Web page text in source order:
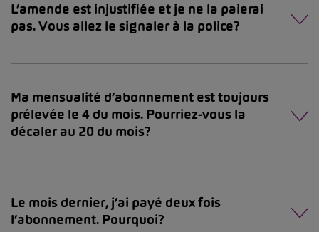
L’amende est injustifiée et je ne la paierai
pas. Vous allez le signaler à la police?
Ma mensualité d’abonnement est toujours
prélevée le 4 du mois. Pourriez-vous la
décaler au 20 du mois?
Le mois dernier, j’ai payé deux fois
l’abonnement. Pourquoi?